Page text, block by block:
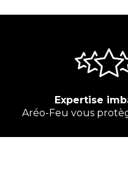
Expertise
Aréo-Feu vous